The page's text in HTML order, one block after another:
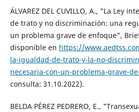
ÁLVAREZ DEL CUVILLO, A., "La Ley
de trato y no discriminación: una
un problema grave de enfoque", Brief
disponible en https://
la-igualdad-de-trato-y-la-no-
necesaria-con-un-problema-grave-
consulta: 31.10.2022).
BELDA PÉREZ PEDRERO, E.,